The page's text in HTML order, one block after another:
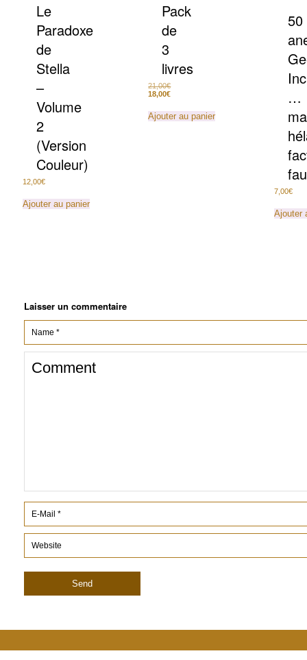
Le
Paradoxe
de
Stella
–
Volume
2
(Version
Couleur)
12,00€
Ajouter au panier
Pack
de
3
livres
21,00€Le
prix
était :
21,00€.
18,00€Le
actuel
est :
Ajouter au panier
50
…
7,00€
Ajouter
Laisser un commentaire